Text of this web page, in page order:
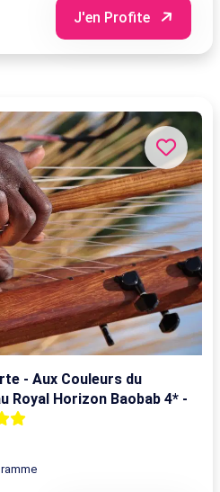
J'en Profite
- Aux Couleurs du
Royal Horizon Baobab 4* -